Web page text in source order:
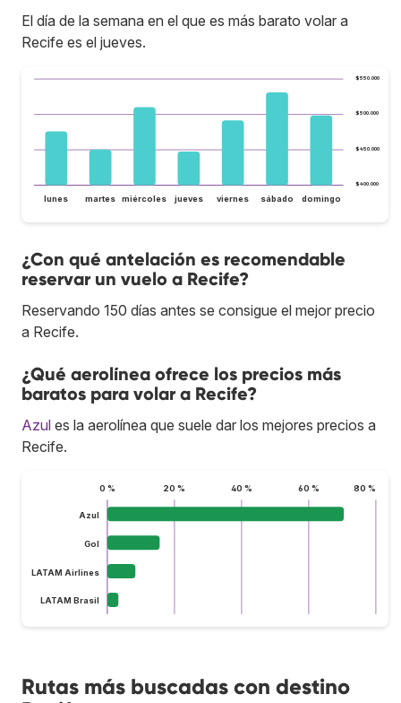
El día de la semana en el que es más barato volar a
Recife es el jueves.
$400.000
$450.000
$500.000
$550.000
lunes martes miércoles jueves viernes sábado domingo
¿Con qué antelación es recomendable
reservar un vuelo a Recife?
Reservando 150 días antes se consigue el mejor precio
a Recife.
¿Qué aerolínea ofrece los precios más
baratos para volar a Recife?
Azul es la aerolínea que suele dar los mejores precios a
Recife.
0 % 20 % 40 % 60 % 80 %
Azul
Gol
LATAM Airlines
LATAM Brasil
Rutas más buscadas con destino